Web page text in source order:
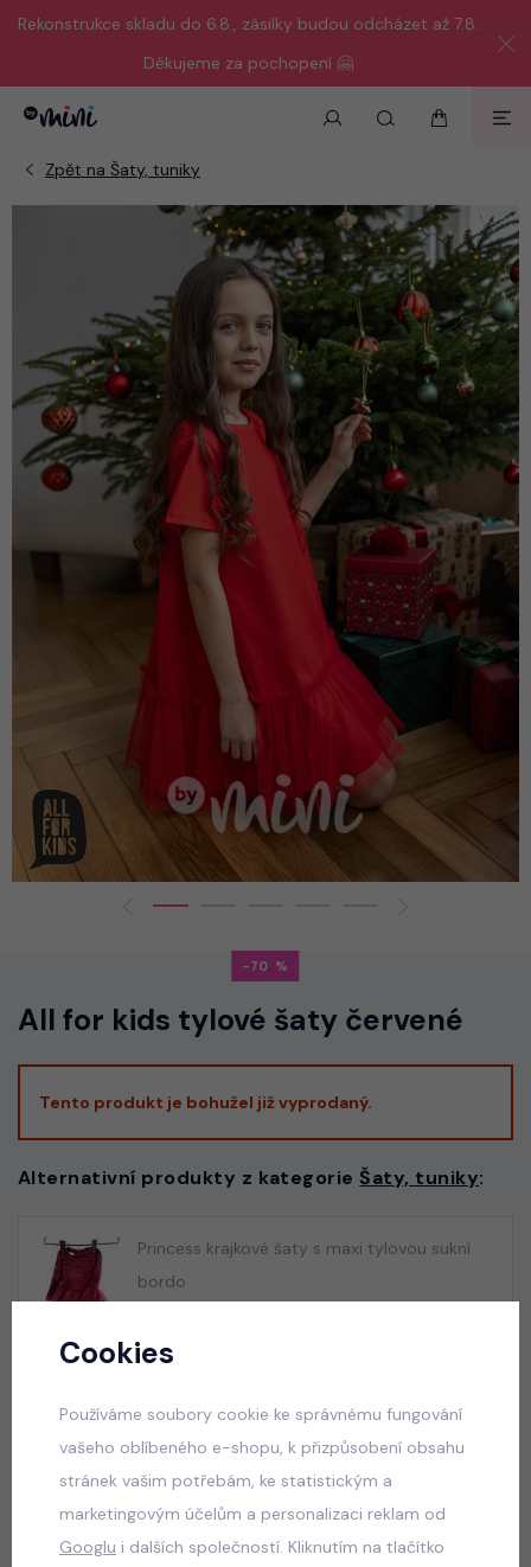
Rekonstrukce skladu do 6.8., zásilky budou odcházet až 7.8.
Děkujeme za pochopení 🤗
-70
All for kids tylové šaty červené
Tento produkt je bohužel již vyprodaný.
Alternativní produkty z kategorie Šaty, tuniky:
Princess krajkové šaty s maxi tylovou sukní
bordo
650 Kč
Cookies
Používáme soubory cookie ke správnému fungování
vašeho oblíbeného e-shopu, k přizpůsobení obsahu
stránek vašim potřebám, ke statistickým a
marketingovým účelům a personalizaci reklam od
Googlu i dalších společností. Kliknutím na tlačítko